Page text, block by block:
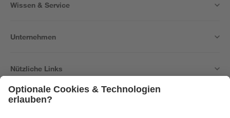
Wissen & Service
Unternehmen
Nützliche Links